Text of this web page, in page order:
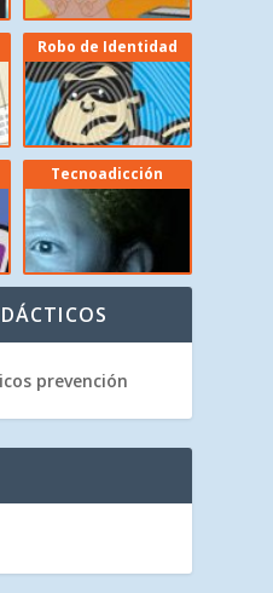
Robo de Identidad
Tecnoadicción
prevención